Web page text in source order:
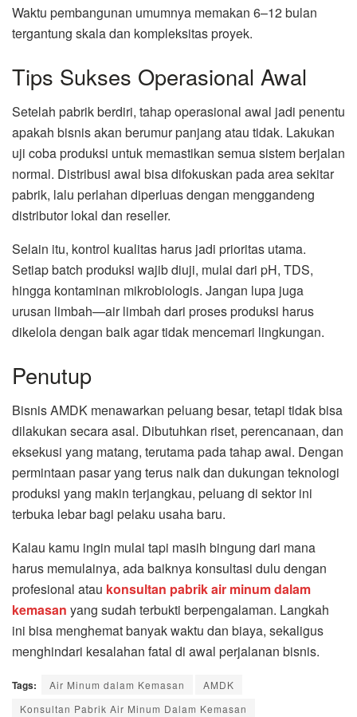
Waktu pembangunan umumnya memakan 6–12 bulan
tergantung skala dan kompleksitas proyek.
Tips Sukses Operasional Awal
Setelah pabrik berdiri, tahap operasional awal jadi penentu
apakah bisnis akan berumur panjang atau tidak. Lakukan
uji coba produksi untuk memastikan semua sistem berjalan
normal. Distribusi awal bisa difokuskan pada area sekitar
pabrik, lalu perlahan diperluas dengan menggandeng
distributor lokal dan reseller.
Selain itu, kontrol kualitas harus jadi prioritas utama.
Setiap batch produksi wajib diuji, mulai dari pH, TDS,
hingga kontaminan mikrobiologis. Jangan lupa juga
urusan limbah—air limbah dari proses produksi harus
dikelola dengan baik agar tidak mencemari lingkungan.
Penutup
Bisnis AMDK menawarkan peluang besar, tetapi tidak bisa
dilakukan secara asal. Dibutuhkan riset, perencanaan, dan
eksekusi yang matang, terutama pada tahap awal. Dengan
permintaan pasar yang terus naik dan dukungan teknologi
produksi yang makin terjangkau, peluang di sektor ini
terbuka lebar bagi pelaku usaha baru.
Kalau kamu ingin mulai tapi masih bingung dari mana
harus memulainya, ada baiknya konsultasi dulu dengan
profesional atau konsultan pabrik air minum dalam
kemasan yang sudah terbukti berpengalaman. Langkah
ini bisa menghemat banyak waktu dan biaya, sekaligus
menghindari kesalahan fatal di awal perjalanan bisnis.
Tags: Air Minum dalam Kemasan
AMDK
Konsultan Pabrik Air Minum Dalam Kemasan